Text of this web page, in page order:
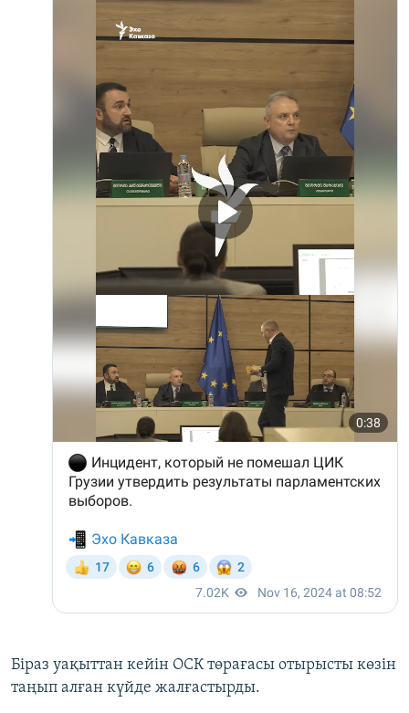
Біраз уақыттан кейін ОСК төрағасы отырысты көзін
таңып алған күйде жалғастырды.